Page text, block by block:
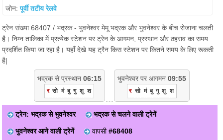
जोन:पूर्वी तटीय रेलवे
ट्रेन संख्या 68407 / भद्रक - भुवनेश्वर मेमू भद्रक और भुवनेश्वर के बीच रोजाना चलती
है। निम्न तालिका में प्रत्येक स्टेशन पर ट्रेन के आगमन, प्रस्थान और ठहराव का समय
प्रदर्शित किया जा रहा है। यहाँ देखे यह ट्रैन किस स्टेशन पर कितने समय के लिए रूकती
है|
भद्रक से प्रस्थान 06:15
र सो मं बु गु शु श
भुवनेश्वर पर आगमन 09:55
र सो मं बु गु शु श
ट्रेन: भद्रक से भुवनेश्वर भद्रक से चलने वाली ट्रेनें
भुवनेश्वर आने वाली ट्रेनें वापसी#68408